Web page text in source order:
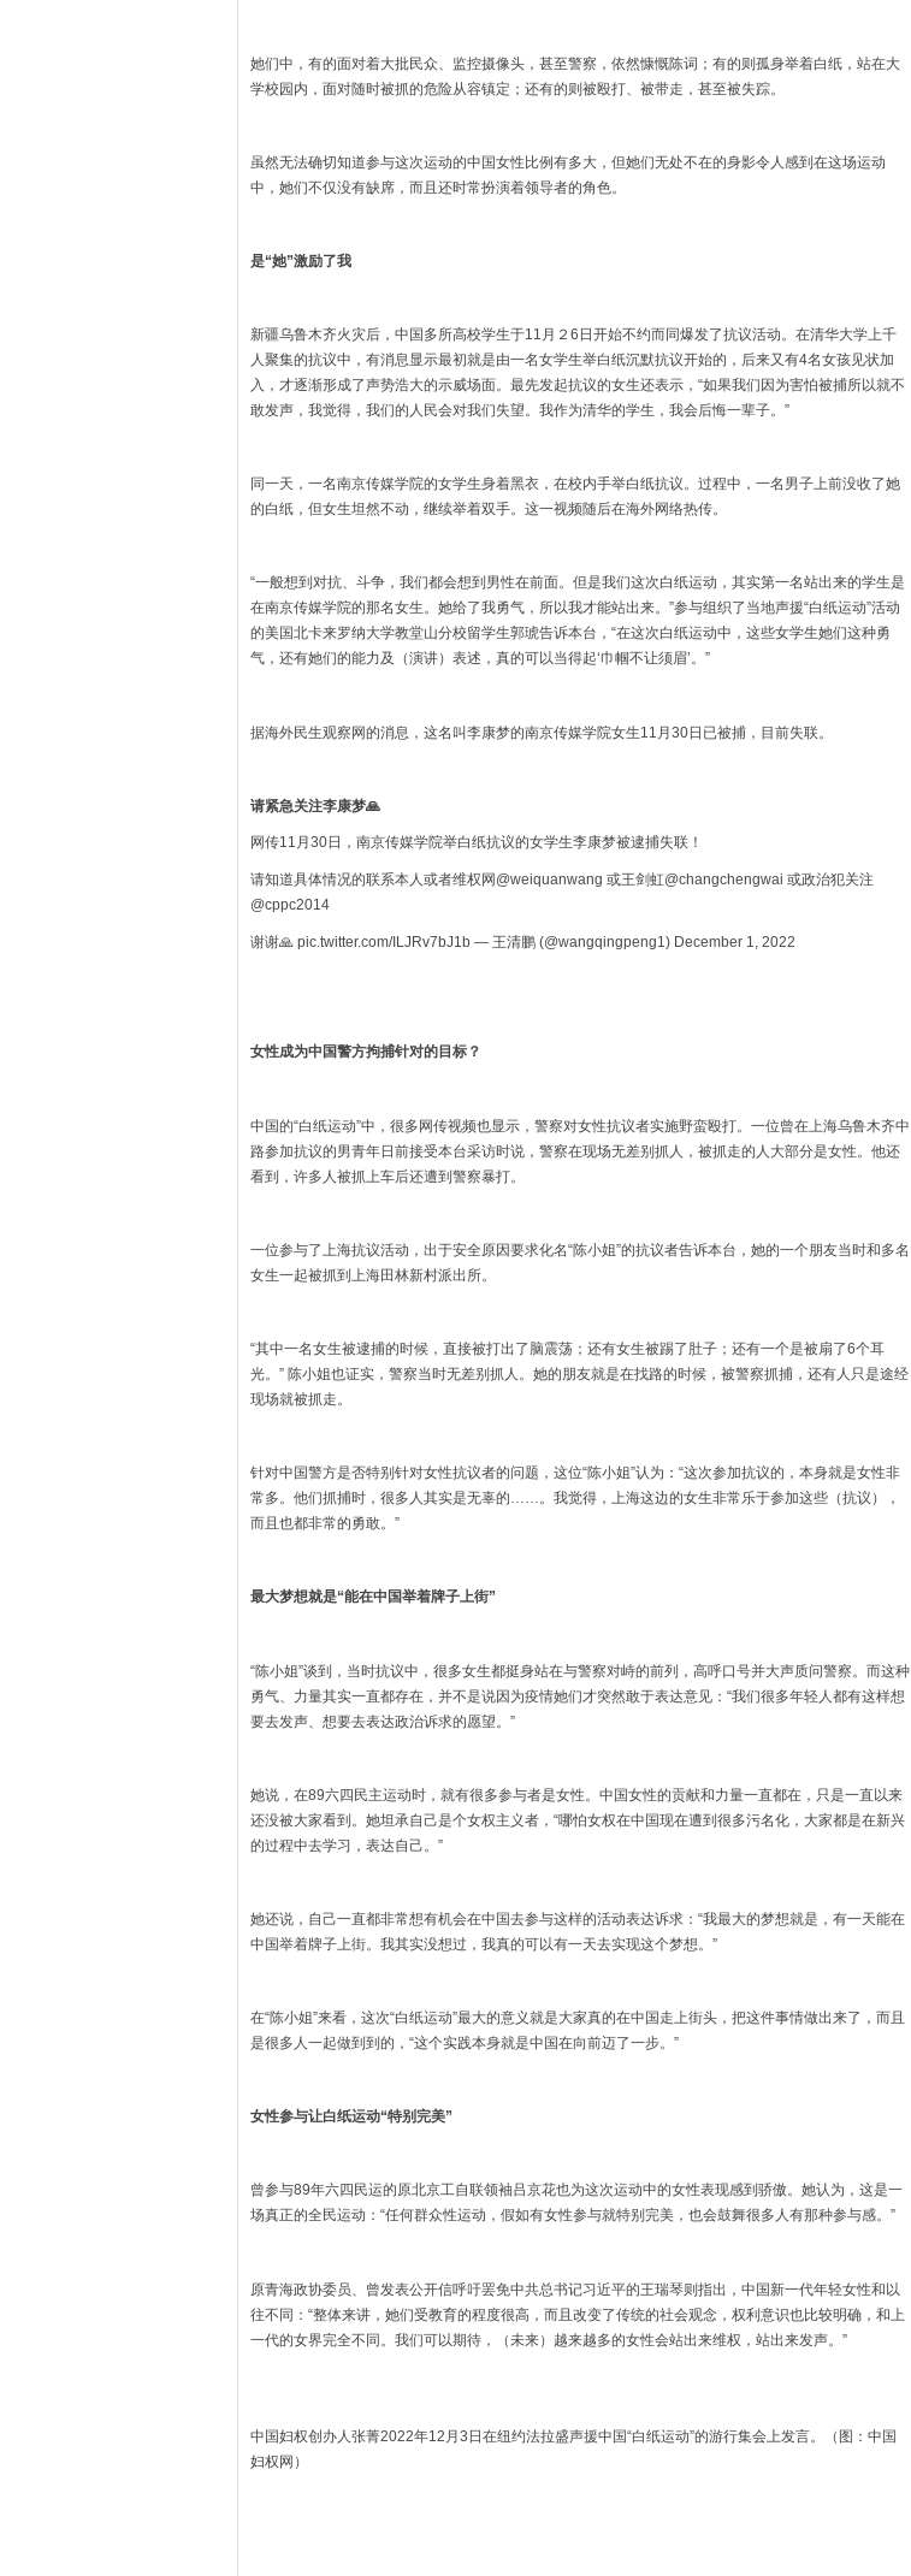
她们中，有的面对着大批民众、监控摄像头，甚至警察，依然慷慨陈词；有的则孤身举着白纸，站在大
学校园内，面对随时被抓的危险从容镇定；还有的则被殴打、被带走，甚至被失踪。
虽然无法确切知道参与这次运动的中国女性比例有多大，但她们无处不在的身影令人感到在这场运动
中，她们不仅没有缺席，而且还时常扮演着领导者的角色。
是“她”激励了我
新疆乌鲁木齐火灾后，中国多所高校学生于11月２6日开始不约而同爆发了抗议活动。在清华大学上千
人聚集的抗议中，有消息显示最初就是由一名女学生举白纸沉默抗议开始的，后来又有4名女孩见状加
入，才逐渐形成了声势浩大的示威场面。最先发起抗议的女生还表示，“如果我们因为害怕被捕所以就不
敢发声，我觉得，我们的人民会对我们失望。我作为清华的学生，我会后悔一辈子。”
同一天，一名南京传媒学院的女学生身着黑衣，在校内手举白纸抗议。过程中，一名男子上前没收了她
的白纸，但女生坦然不动，继续举着双手。这一视频随后在海外网络热传。
“一般想到对抗、斗争，我们都会想到男性在前面。但是我们这次白纸运动，其实第一名站出来的学生是
在南京传媒学院的那名女生。她给了我勇气，所以我才能站出来。”参与组织了当地声援“白纸运动”活动
的美国北卡来罗纳大学教堂山分校留学生郭琥告诉本台，“在这次白纸运动中，这些女学生她们这种勇
气，还有她们的能力及（演讲）表述，真的可以当得起‘巾帼不让须眉’。”
据海外民生观察网的消息，这名叫李康梦的南京传媒学院女生11月30日已被捕，目前失联。
请紧急关注李康梦🙏
网传11月30日，南京传媒学院举白纸抗议的女学生李康梦被逮捕失联！
请知道具体情况的联系本人或者维权网@weiquanwang 或王剑虹@changchengwai 或政治犯关注
@cppc2014
谢谢🙏 pic.twitter.com/ILJRv7bJ1b — 王清鹏 (@wangqingpeng1) December 1, 2022
女性成为中国警方拘捕针对的目标？
中国的“白纸运动”中，很多网传视频也显示，警察对女性抗议者实施野蛮殴打。一位曾在上海乌鲁木齐中
路参加抗议的男青年日前接受本台采访时说，警察在现场无差别抓人，被抓走的人大部分是女性。他还
看到，许多人被抓上车后还遭到警察暴打。
一位参与了上海抗议活动，出于安全原因要求化名“陈小姐”的抗议者告诉本台，她的一个朋友当时和多名
女生一起被抓到上海田林新村派出所。
“其中一名女生被逮捕的时候，直接被打出了脑震荡；还有女生被踢了肚子；还有一个是被扇了6个耳
光。” 陈小姐也证实，警察当时无差别抓人。她的朋友就是在找路的时候，被警察抓捕，还有人只是途经
现场就被抓走。
针对中国警方是否特别针对女性抗议者的问题，这位“陈小姐”认为：“这次参加抗议的，本身就是女性非
常多。他们抓捕时，很多人其实是无辜的……。我觉得，上海这边的女生非常乐于参加这些（抗议），
而且也都非常的勇敢。”
最大梦想就是“能在中国举着牌子上街”
“陈小姐”谈到，当时抗议中，很多女生都挺身站在与警察对峙的前列，高呼口号并大声质问警察。而这种
勇气、力量其实一直都存在，并不是说因为疫情她们才突然敢于表达意见：“我们很多年轻人都有这样想
要去发声、想要去表达政治诉求的愿望。”
她说，在89六四民主运动时，就有很多参与者是女性。中国女性的贡献和力量一直都在，只是一直以来
还没被大家看到。她坦承自己是个女权主义者，“哪怕女权在中国现在遭到很多污名化，大家都是在新兴
的过程中去学习，表达自己。”
她还说，自己一直都非常想有机会在中国去参与这样的活动表达诉求：“我最大的梦想就是，有一天能在
中国举着牌子上街。我其实没想过，我真的可以有一天去实现这个梦想。”
在“陈小姐”来看，这次“白纸运动”最大的意义就是大家真的在中国走上街头，把这件事情做出来了，而且
是很多人一起做到到的，“这个实践本身就是中国在向前迈了一步。”
女性参与让白纸运动“特别完美”
曾参与89年六四民运的原北京工自联领袖吕京花也为这次运动中的女性表现感到骄傲。她认为，这是一
场真正的全民运动：“任何群众性运动，假如有女性参与就特别完美，也会鼓舞很多人有那种参与感。”
原青海政协委员、曾发表公开信呼吁罢免中共总书记习近平的王瑞琴则指出，中国新一代年轻女性和以
往不同：“整体来讲，她们受教育的程度很高，而且改变了传统的社会观念，权利意识也比较明确，和上
一代的女界完全不同。我们可以期待，（未来）越来越多的女性会站出来维权，站出来发声。”
中国妇权创办人张菁2022年12月3日在纽约法拉盛声援中国“白纸运动”的游行集会上发言。（图：中国
妇权网）